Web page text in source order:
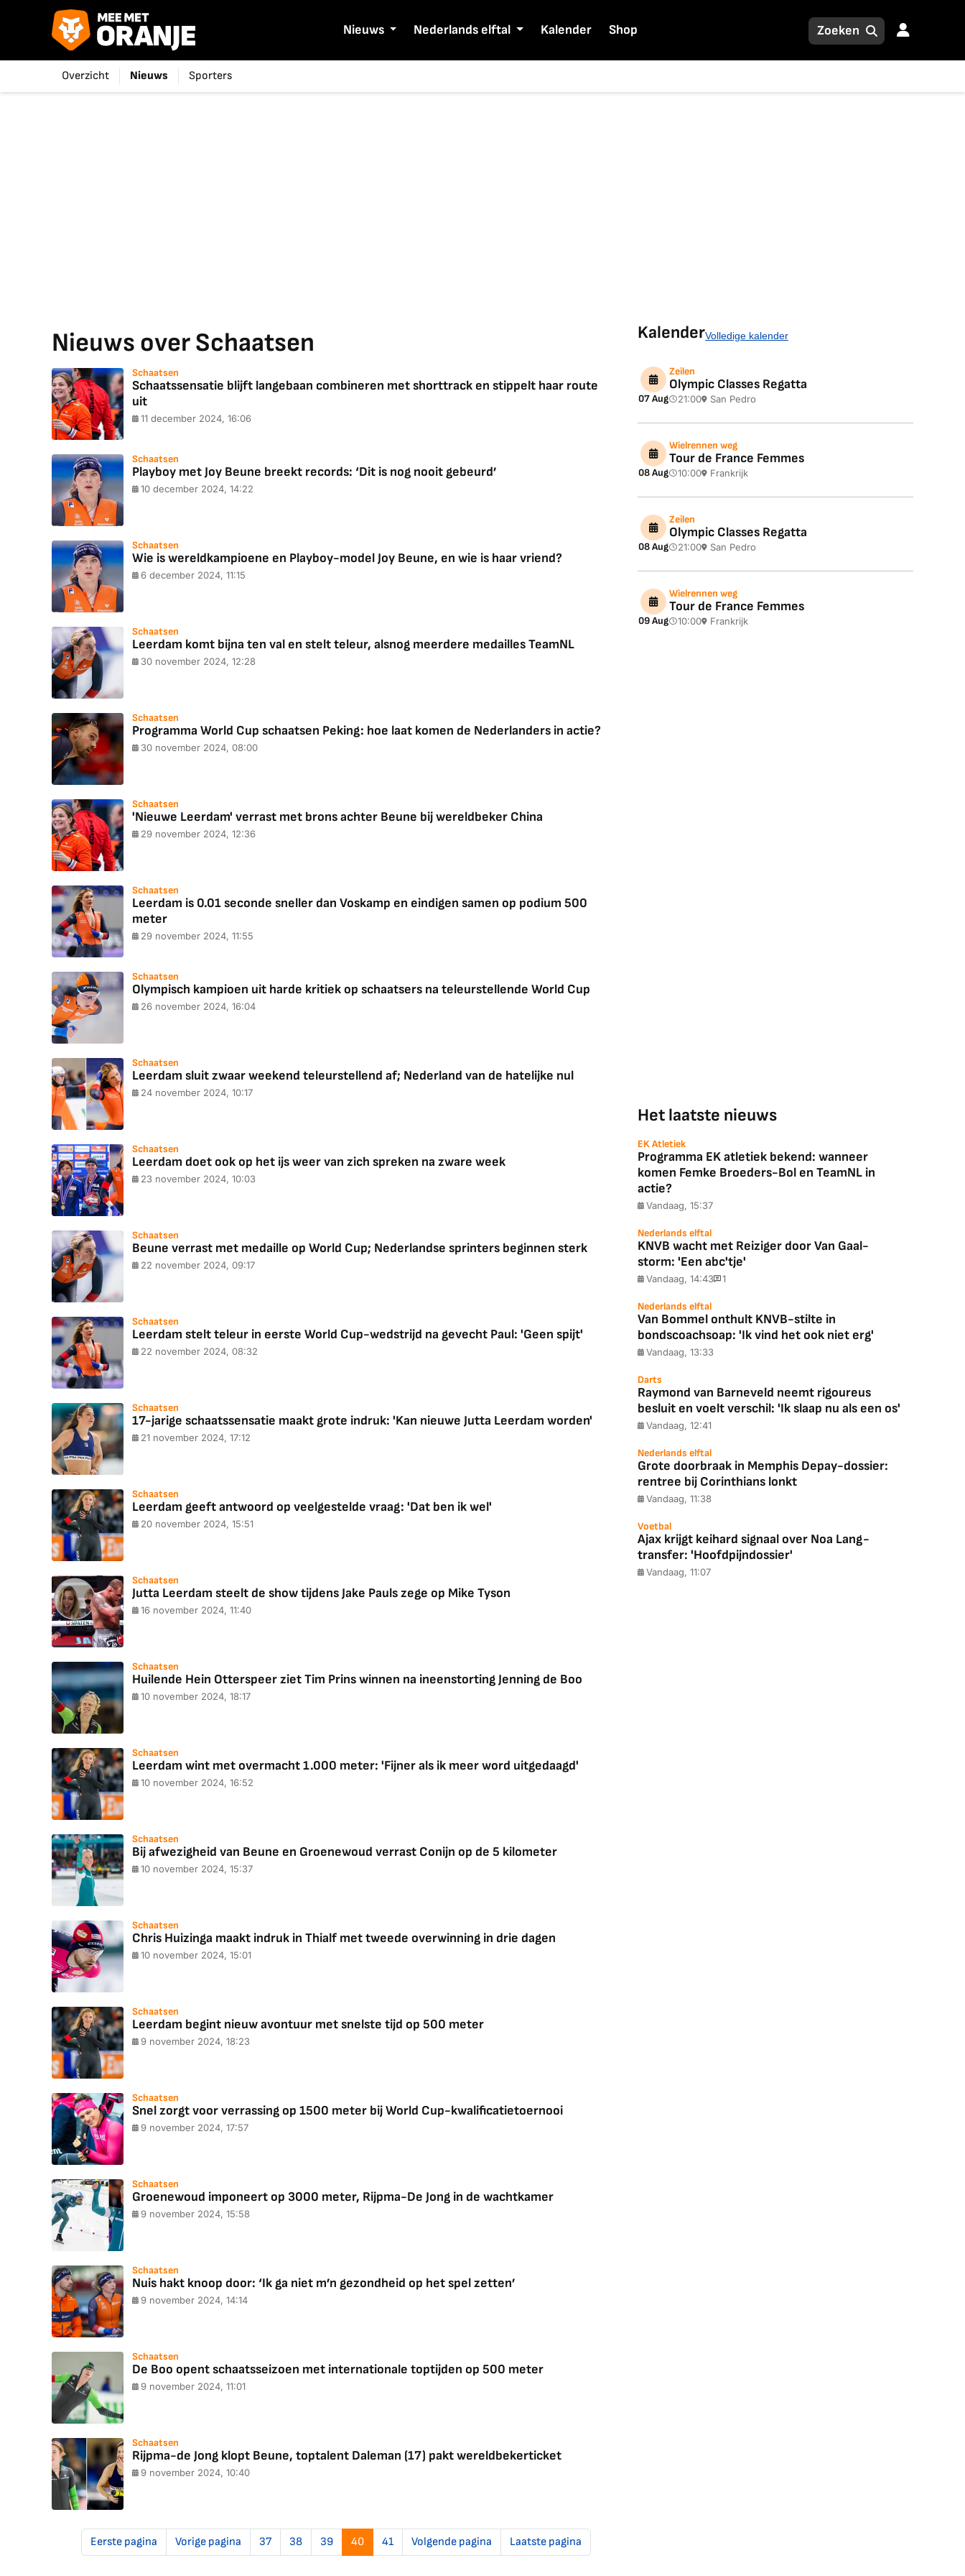
Nieuws Nederlands elftal Kalender Shop
Overzicht Nieuws Sporters
Nieuws over Schaatsen
Schaatsen
Schaatssensatie blijft langebaan combineren met shorttrack en stippelt haar route
uit
11 december 2024, 16:06
Schaatsen
Playboy met Joy Beune breekt records: ‘Dit is nog nooit gebeurd’
10 december 2024, 14:22
Schaatsen
Wie is wereldkampioene en Playboy-model Joy Beune, en wie is haar vriend?
6 december 2024, 11:15
Schaatsen
Leerdam komt bijna ten val en stelt teleur, alsnog meerdere medailles TeamNL
30 november 2024, 12:28
Schaatsen
Programma World Cup schaatsen Peking: hoe laat komen de Nederlanders in actie?
30 november 2024, 08:00
Schaatsen
'Nieuwe Leerdam' verrast met brons achter Beune bij wereldbeker China
29 november 2024, 12:36
Schaatsen
Leerdam is 0.01 seconde sneller dan Voskamp en eindigen samen op podium 500
meter
29 november 2024, 11:55
Schaatsen
Olympisch kampioen uit harde kritiek op schaatsers na teleurstellende World Cup
26 november 2024, 16:04
Schaatsen
Leerdam sluit zwaar weekend teleurstellend af; Nederland van de hatelijke nul
24 november 2024, 10:17
Schaatsen
Leerdam doet ook op het ijs weer van zich spreken na zware week
23 november 2024, 10:03
Schaatsen
Beune verrast met medaille op World Cup; Nederlandse sprinters beginnen sterk
22 november 2024, 09:17
Schaatsen
Leerdam stelt teleur in eerste World Cup-wedstrijd na gevecht Paul: 'Geen spijt'
22 november 2024, 08:32
Schaatsen
17-jarige schaatssensatie maakt grote indruk: 'Kan nieuwe Jutta Leerdam worden'
21 november 2024, 17:12
Schaatsen
Leerdam geeft antwoord op veelgestelde vraag: 'Dat ben ik wel'
20 november 2024, 15:51
Schaatsen
Jutta Leerdam steelt de show tijdens Jake Pauls zege op Mike Tyson
16 november 2024, 11:40
Schaatsen
Huilende Hein Otterspeer ziet Tim Prins winnen na ineenstorting Jenning de Boo
10 november 2024, 18:17
Schaatsen
Leerdam wint met overmacht 1.000 meter: 'Fijner als ik meer word uitgedaagd'
10 november 2024, 16:52
Schaatsen
Bij afwezigheid van Beune en Groenewoud verrast Conijn op de 5 kilometer
10 november 2024, 15:37
Schaatsen
Chris Huizinga maakt indruk in Thialf met tweede overwinning in drie dagen
10 november 2024, 15:01
Schaatsen
Leerdam begint nieuw avontuur met snelste tijd op 500 meter
9 november 2024, 18:23
Schaatsen
Snel zorgt voor verrassing op 1500 meter bij World Cup-kwalificatietoernooi
9 november 2024, 17:57
Schaatsen
Groenewoud imponeert op 3000 meter, Rijpma-De Jong in de wachtkamer
9 november 2024, 15:58
Schaatsen
Nuis hakt knoop door: ‘Ik ga niet m’n gezondheid op het spel zetten’
9 november 2024, 14:14
Schaatsen
De Boo opent schaatsseizoen met internationale toptijden op 500 meter
9 november 2024, 11:01
Schaatsen
Rijpma-de Jong klopt Beune, toptalent Daleman (17) pakt wereldbekerticket
9 november 2024, 10:40
Eerste pagina Vorige pagina 37 38 39 40 41 Volgende pagina Laatste pagina
KalenderVolledige kalender
07 Aug
Zeilen
Olympic Classes Regatta
21:00 San Pedro
08 Aug
Wielrennen weg
Tour de France Femmes
10:00 Frankrijk
08 Aug
Zeilen
Olympic Classes Regatta
21:00 San Pedro
09 Aug
Wielrennen weg
Tour de France Femmes
10:00 Frankrijk
Het laatste nieuws
EK Atletiek
Programma EK atletiek bekend: wanneer
komen Femke Broeders-Bol en TeamNL in
actie?
Vandaag, 15:37
Nederlands elftal
KNVB wacht met Reiziger door Van Gaal-
storm: 'Een abc'tje'
Vandaag, 14:43 1
Nederlands elftal
Van Bommel onthult KNVB-stilte in
bondscoachsoap: 'Ik vind het ook niet erg'
Vandaag, 13:33
Darts
Raymond van Barneveld neemt rigoureus
besluit en voelt verschil: 'Ik slaap nu als een os'
Vandaag, 12:41
Nederlands elftal
Grote doorbraak in Memphis Depay-dossier:
rentree bij Corinthians lonkt
Vandaag, 11:38
Voetbal
Ajax krijgt keihard signaal over Noa Lang-
transfer: 'Hoofdpijndossier'
Vandaag, 11:07